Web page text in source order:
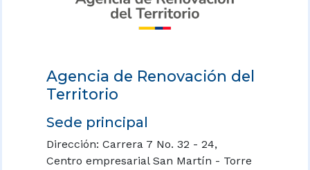
Agencia de Renovación del
Territorio
Sede principal
Dirección: Carrera 7 No. 32 - 24,
Centro empresarial San Martín - Torre